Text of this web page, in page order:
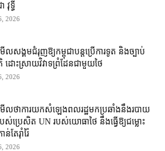
វុទ្ធី
2026
ើល​សង្គម​ជំរុញ​ឱ្យ​កម្ពុជា​បន្ត​ប្រើ​ការទូត និង​ច្បាប់​
តិ ដោះស្រាយ​វិវាទ​ព្រំដែន​ជាមួយ​ថៃ
2026
មើល​ថា​ការ​យក​សំឡេង​ពលរដ្ឋ​មក​ប្រឆាំង​នឹង​របាយ
ស់​ប្រេសិត UN របស់​យោធា​ថៃ នឹង​ធ្វើ​ឱ្យ​ជម្លោះ
ន់តែ​រ៉ាំរ៉ៃ
2026